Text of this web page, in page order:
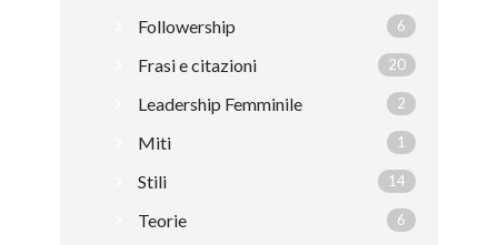
Followership 6
Frasi e citazioni 20
Leadership Femminile 2
Miti 1
Stili 14
Teorie 6